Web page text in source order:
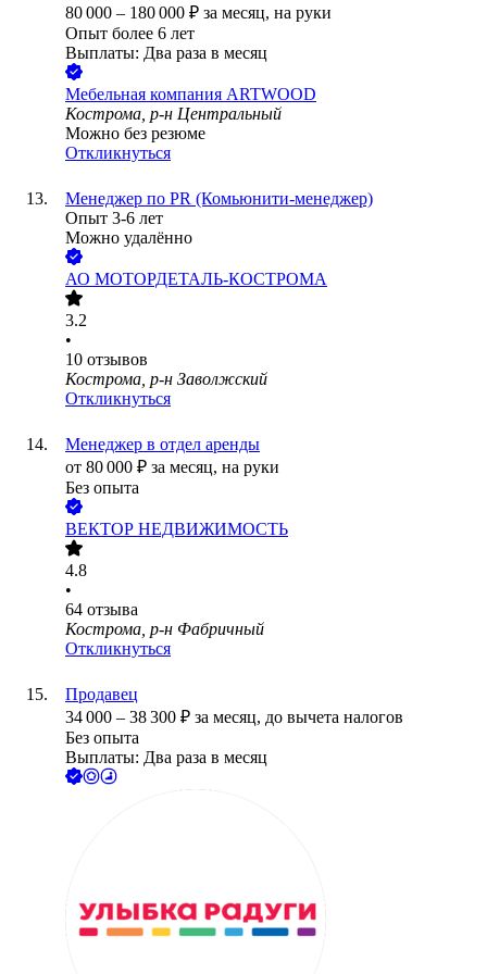
80 000 – 180 000 ₽ за месяц, на руки
Опыт более 6 лет
Выплаты: Два раза в месяц
Мебельная компания ARTWOOD
Кострома, р-н Центральный
Можно без резюме
Откликнуться
Менеджер по PR (Комьюнити-менеджер)
Опыт 3-6 лет
Можно удалённо
АО МОТОРДЕТАЛЬ-КОСТРОМА
3.2
•
10 отзывов
Кострома, р-н Заволжский
Откликнуться
Менеджер в отдел аренды
от 80 000 ₽ за месяц, на руки
Без опыта
ВЕКТОР НЕДВИЖИМОСТЬ
4.8
•
64 отзыва
Кострома, р-н Фабричный
Откликнуться
Продавец
34 000 – 38 300 ₽ за месяц, до вычета налогов
Без опыта
Выплаты: Два раза в месяц